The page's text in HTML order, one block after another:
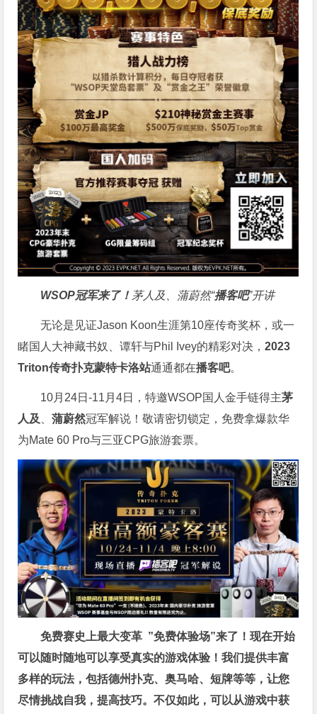
WSOP冠军来了！ 茅人及、蒲蔚然“播客吧”开讲
无论是见证Jason Koon生涯第10座传奇奖杯，或一
睹国人大神藏书奴、谭轩与Phil Ivey的精彩对决，2023
Triton传奇扑克蒙特卡洛站通通都在播客吧。
10月24日-11月4日，特邀WSOP国人金手链得主茅
人及
、蒲蔚然冠军解说！敬请密切锁定，免费拿爆款华
为Mate 60 Pro与三亚CPG旅游套票。
免费赛史上最大变革 ”免费体验场”来了！现在开始
可以随时随地可以享受真实的游戏体验！我们提供丰富
多样的玩法，包括德州扑克、奥马哈、短牌等等，让您
尽情挑战自我，提高技巧。不仅如此，可以从游戏中获